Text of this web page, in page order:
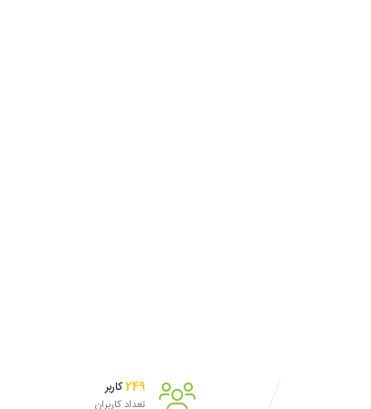
249 کاربر